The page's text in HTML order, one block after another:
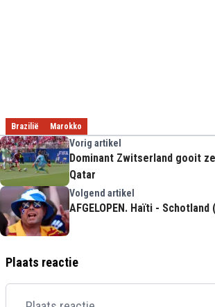
Brazilië Marokko
Vorig artikel
Dominant Zwitserland gooit
Qatar
Volgend artikel
AFGELOPEN. Haïti - Schotland
Plaats reactie